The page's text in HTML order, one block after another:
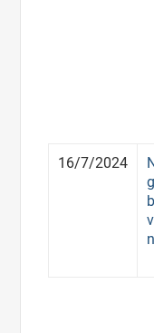
16/7/2024